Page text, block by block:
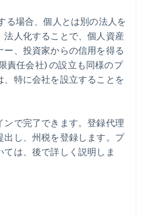
る場合、個人とは別の法人を
人化することで、個人資産
、投資家からの信用を得る
責任会社) の設立も同様のプ
、特に会社を設立することを
で完了できます。登録代理
出し、州税を登録します。プ
は、後で詳しく説明しま